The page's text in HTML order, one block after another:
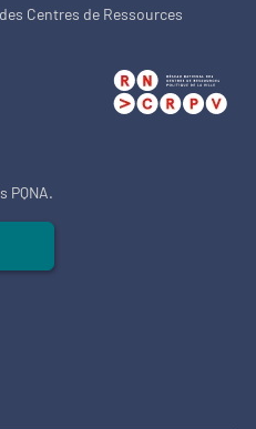
Centres de Ressources
PQNA.